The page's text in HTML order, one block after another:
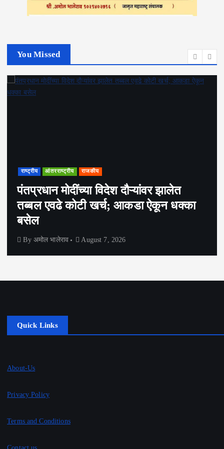
You Missed
राष्ट्रीय आंतरराष्ट्रीय राजकीय
पंतप्रधान मोदींच्या विदेश दौऱ्यांवर झालेत
तब्बल एवढे कोटी खर्च; आकडा ऐकून धक्का
बसेल
By अमोल भालेराव August 7, 2026
Quick Links
About-Us
Privacy Policy
Terms and Conditions